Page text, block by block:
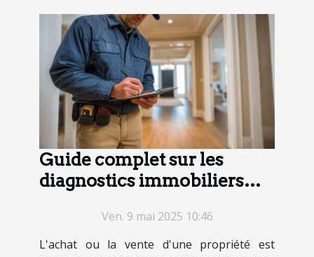
Guide complet sur les
diagnostics immobiliers
Ven. 9 mai 2025 10:46
L'achat ou la vente d'une propriété est